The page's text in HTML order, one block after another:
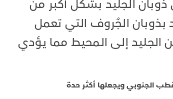
ذوبان الجليد بشكل أكبر من
الجُروف التي تعمل
إلى المحيط مما يؤدي
الجنوبي ويجعلها أكثر حدة